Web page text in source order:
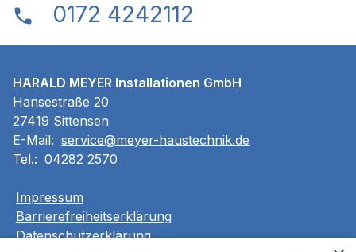
0172 4242112
HARALD MEYER Installationen GmbH
Hansestraße 20
27419 Sittensen
E-Mail: service@meyer-haustechnik.de
Tel.: 04282 2570
Impressum
Barrierefreiheitserklärung
Datenschutzerklärung